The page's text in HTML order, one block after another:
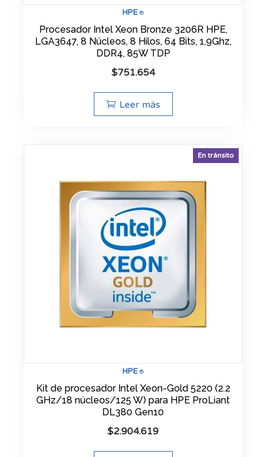
HPE ®
Procesador Intel Xeon Bronze 3206R HPE,
LGA3647, 8 Núcleos, 8 Hilos, 64 Bits, 1,9Ghz,
DDR4, 85W TDP
$751.654
Leer más
HPE ®
En tránsito
Kit de procesador Intel Xeon-Gold 5220 (2.2
GHz/18 núcleos/125 W) para HPE ProLiant
DL380 Gen10
$2.904.619